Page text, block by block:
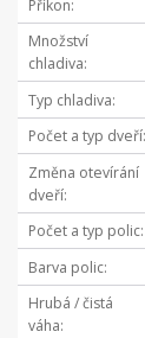
Příkon
Množství
chladiva
Typ chladiva
Počet a typ dveří
Změna otevírání
dveří
Počet a typ polic
Barva polic
Hrubá / čistá
váha